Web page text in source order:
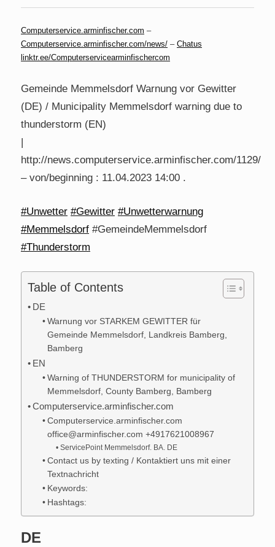
Computerservice.arminfischer.com –
Computerservice.arminfischer.com/news/ – Chatus
linktr.ee/Computerservicearminfischercom
Gemeinde Memmelsdorf Warnung vor Gewitter
(DE) / Municipality Memmelsdorf warning due to
thunderstorm (EN)
http://news.computerservice.arminfischer.com/1129/
– von/beginning : 11.04.2023 14:00 .
#Unwetter #Gewitter #Unwetterwarnung
#Memmelsdorf #GemeindeMemmelsdorf
#Thunderstorm
Table of Contents
DE
Warnung vor STARKEM GEWITTER für
Gemeinde Memmelsdorf, Landkreis Bamberg,
Bamberg
EN
Warning of THUNDERSTORM for municipality of
Memmelsdorf, County Bamberg, Bamberg
Computerservice.arminfischer.com
Computerservice.arminfischer.com
office@arminfischer.com +4917621008967
ServicePoint Memmelsdorf. BA. DE
Contact us by texting / Kontaktiert uns mit einer
Textnachricht
Keywords:
Hashtags:
DE